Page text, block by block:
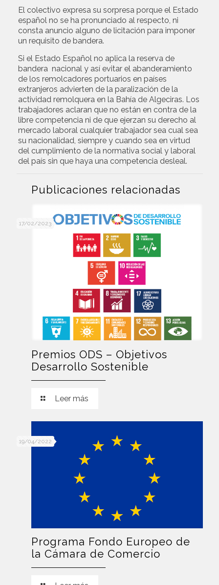
El colectivo expresa su sorpresa porque el Estado
español no se ha pronunciado al respecto, ni
consta anuncio alguno de licitación para imponer
un requisito de bandera.
Si el Estado Español no aplica la reserva de
bandera nacional y así evitar el abanderamiento
de los remolcadores portuarios en países
extranjeros advierten de la paralización de la
actividad remolquera en la Bahía de Algeciras. Los
trabajadores aclaran que no están en contra de la
libre competencia ni de que ejerzan su derecho al
mercado laboral cualquier trabajador sea cual sea
su nacionalidad, siempre y cuando sea en virtud
del cumplimiento de la normativa social y laboral
del país sin que haya una competencia desleal.
Publicaciones relacionadas
17/02/2023
Premios ODS – Objetivos
Desarrollo Sostenible
Leer más
19/04/2022
Programa Fondo Europeo de
la Cámara de Comercio